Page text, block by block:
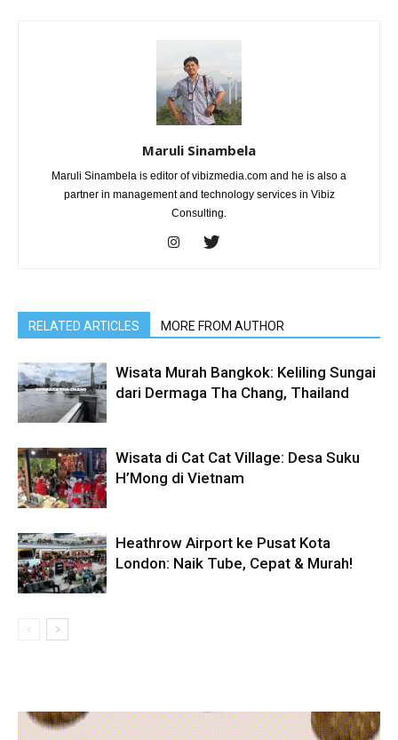
Maruli Sinambela
Maruli Sinambela is editor of vibizmedia.com and he is also a
partner in management and technology services in Vibiz
Consulting.
RELATED ARTICLES MORE FROM AUTHOR
Wisata Murah Bangkok: Keliling Sungai
dari Dermaga Tha Chang, Thailand
Wisata di Cat Cat Village: Desa Suku
H’Mong di Vietnam
Heathrow Airport ke Pusat Kota
London: Naik Tube, Cepat & Murah!